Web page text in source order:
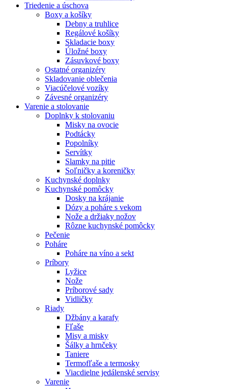
Triedenie a úschova
Boxy a košíky
Debny a truhlice
Regálové košíky
Skladacie boxy
Úložné boxy
Zásuvkové boxy
Ostatné organizéry
Skladovanie oblečenia
Viacúčelové vozíky
Závesné organizéry
Varenie a stolovanie
Doplnky k stolovaniu
Misky na ovocie
Podtácky
Popolníky
Servítky
Slamky na pitie
Soľničky a koreničky
Kuchynské doplnky
Kuchynské pomôcky
Dosky na krájanie
Dózy a poháre s vekom
Nože a držiaky nožov
Rôzne kuchynské pomôcky
Pečenie
Poháre
Poháre na víno a sekt
Príbory
Lyžice
Nože
Príborové sady
Vidličky
Riady
Džbány a karafy
Fľaše
Misy a misky
Šálky a hrnčeky
Taniere
Termofľaše a termosky
Viacdielne jedálenské servisy
Varenie